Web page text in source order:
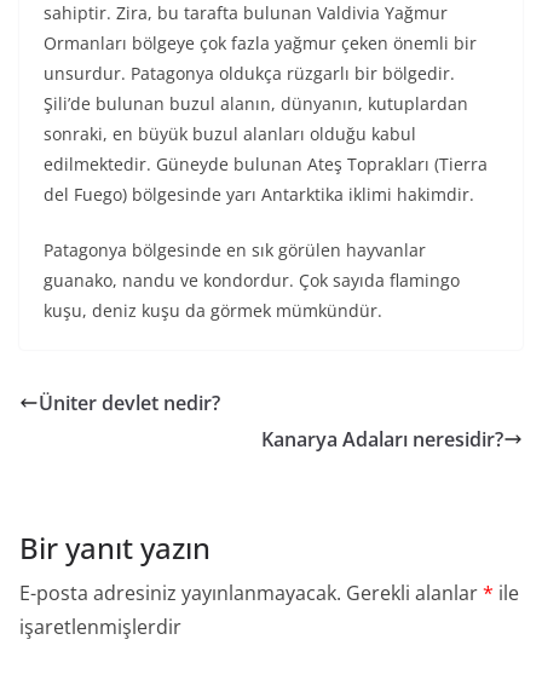
sahiptir. Zira, bu tarafta bulunan Valdivia Yağmur
Ormanları bölgeye çok fazla yağmur çeken önemli bir
unsurdur. Patagonya oldukça rüzgarlı bir bölgedir.
Şili’de bulunan buzul alanın, dünyanın, kutuplardan
sonraki, en büyük buzul alanları olduğu kabul
edilmektedir. Güneyde bulunan Ateş Toprakları (Tierra
del Fuego) bölgesinde yarı Antarktika iklimi hakimdir.
Patagonya bölgesinde en sık görülen hayvanlar
guanako, nandu ve kondordur. Çok sayıda flamingo
kuşu, deniz kuşu da görmek mümkündür.
Üniter devlet nedir?
Kanarya Adaları neresidir?
Bir yanıt yazın
E-posta adresiniz yayınlanmayacak. Gerekli alanlar* ile
işaretlenmişlerdir